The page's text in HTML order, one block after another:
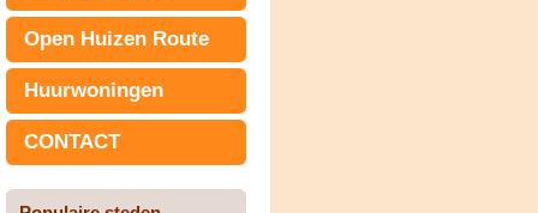
Open Huizen Route
Huurwoningen
CONTACT